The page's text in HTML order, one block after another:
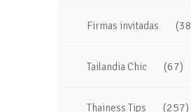
Firmas invitadas
Tailandia Chic (67)
Thainess Tips (257)